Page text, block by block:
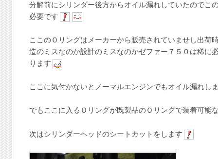
分解前にシリンダー後方からオイル漏れしていたのでこ
必要です
ここのＯリングはメーカーから販売されていませし出荷
造のミスなのか設計のミスなのかゼファー７５０は稀に
ります
ここに気付かないとノーマルエンジンでもオイル漏れし
でもここに入るＯリングが既製品のＯリングで装着可能
次はシリンダーヘッドのシートカットをします